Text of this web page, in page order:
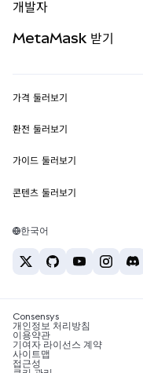
무기한 선물
실물자산
개발자
MetaMask Connect
Snaps
웹3 서비스
MetaMask 받기
보안
고객 지원
채용
가격 둘러보기
이더리움 가격
솔라나 가격
테더 가격
환전 둘러보기
ETH를 USD로 환전
USDT를 INR로 환전
BTC를 INR로 환전
ETH를 USDT로 환전
가이드 둘러보기
ETH 매수
USDT 매수
SHIB 매수
BNB 매수
콘텐츠 둘러보기
솔라나 지갑
암호화폐 세금 뉴스
암호화폐 매수 방법
비트코인 매도 방법
한국어
Consensys
개인정보 처리방침
이용약관
기여자 라이선스 계약
사이트맵
접근성